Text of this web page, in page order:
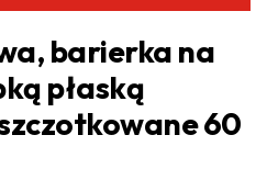
barierka na
płaską
60